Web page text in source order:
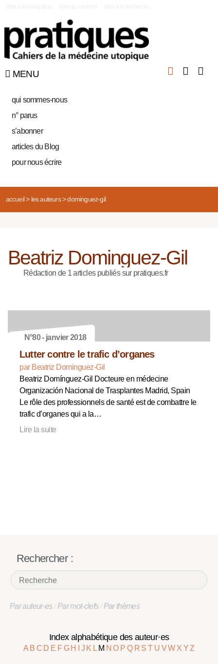
MENU
qui sommes-nous
n° parus
s’abonner
articles du Blog
pour nous écrire
accueil> les auteurs> dominguez-gil
Beatriz Dominguez-Gil
Rédaction de 1 articles publiés sur pratiques.fr
N°80 - janvier 2018
Lutter contre le trafic d’organes
par Beatriz Dominguez-Gil
Beatriz Domínguez-Gil Docteure en médecine
Organización Nacional de Trasplantes Madrid, Spain
Le rôle des professionnels de santé est de combattre le
trafic d’organes qui a la…
Lire la suite
Rechercher :
Par auteur·es/Par mot-clefs/Par thèmes
Index alphabétique des auteur·es
A B C D E F G H J K L M NO P Q R ST U VW X YZ